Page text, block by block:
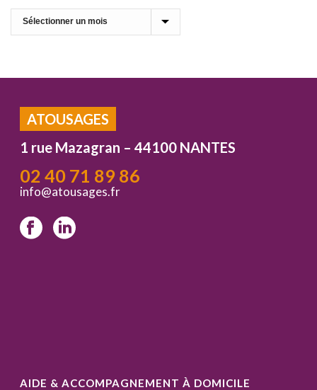
Archives
ATOUSAGES
1 rue Mazagran – 44100 NANTES
02 40 71 89 86
info@atousages.fr
AIDE & ACCOMPAGNEMENT À DOMICILE